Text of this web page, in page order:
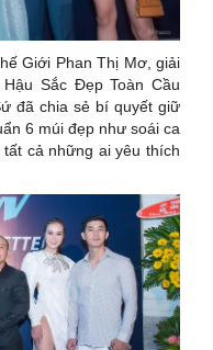
Giới Phan Thị Mơ, giải
Sắc Đẹp Toàn Cầu
đã chia sẻ bí quyết giữ
6 múi đẹp như soái ca
cả những ai yêu thích